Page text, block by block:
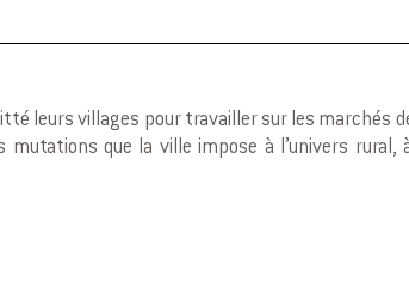
leurs villages pour travailler sur les marchés
que la ville impose à l’univers rural,